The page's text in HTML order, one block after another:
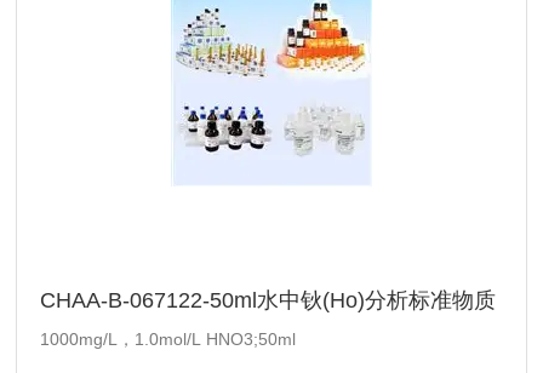
CHAA-B-067122-50ml水中钬(Ho)分析标准物质
1000mg/L，1.0mol/L HNO3;50ml